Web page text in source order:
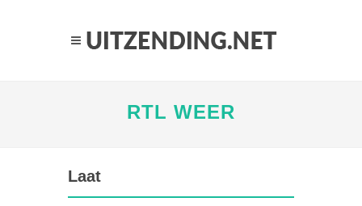
RTL WEER
Laat